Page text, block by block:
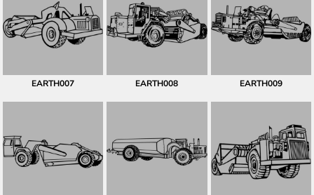
EARTH007 EARTH008 EARTH009